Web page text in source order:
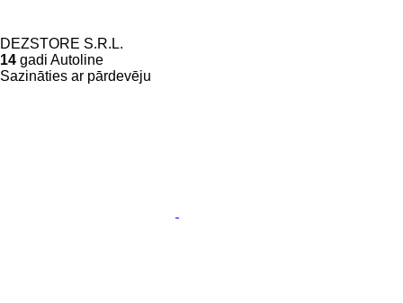
DEZSTORE S.R.L.
14 gadi Autoline
Sazināties ar pārdevēju